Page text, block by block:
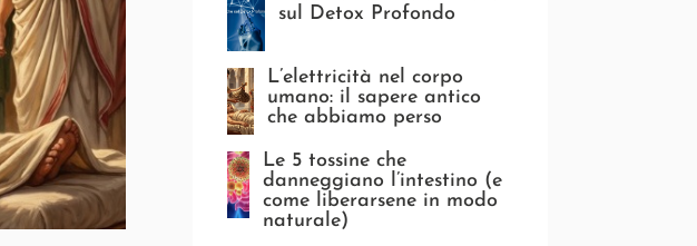
sul Detox Profondo
L’elettricità nel corpo
umano: il sapere antico
che abbiamo perso
Le 5 tossine che
danneggiano l’intestino (e
come liberarsene in modo
naturale)